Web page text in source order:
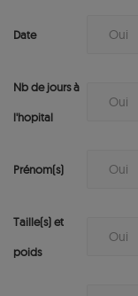
Date
Nb de jours à
l'hopital
Prénom(s)
Taille(s) et
poids